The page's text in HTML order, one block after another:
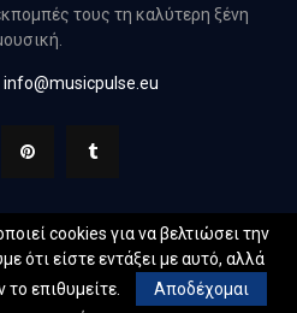
τους τη καλύτερη ξένη
info@musicpulse.eu
Right Reserved. Designed and
by Web Technical
cookies για να βελτιώσει την
ότι είστε εντάξει με αυτό, αλλά
το επιθυμείτε.
Αποδέχομαι